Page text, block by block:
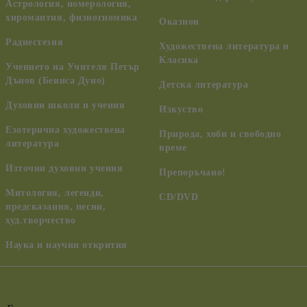
Астрология, номерология,
хиромантия, физиогномика
Радиестезия
Учението на Учителя Петър
Дънов (Беинса Дуно)
Духовни школи и учения
Езотерична художествена
литература
Източни духовни учения
Митология, легенди,
предсказания, песни,
худ.творчество
Наука и научни открития
Оказион
Художествена литература и
Класика
Детска литература
Изкуство
Природа, хоби и свободно
време
Препоръчано!
CD/DVD